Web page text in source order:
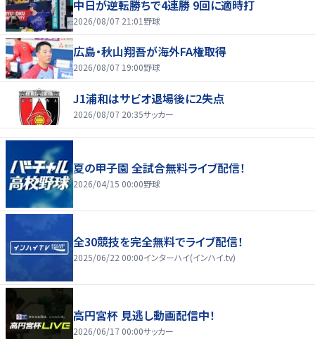
中日が逆転勝ちで4連勝 9回に適時打
2026/08/07 21:01 野球
広島・秋山翔吾が海外FA権取得
2026/08/07 19:00野球
J1浦和はサビオ退場後に2失点
2026/08/07 20:35サッカー
夏の甲子園 全試合無料ライブ配信！
2026/04/15 00:00野球
全30競技を完全無料でライブ配信！
2025/06/22 00:00インターハイ(インハイ.tv)
高円宮杯 見逃し動画配信中！
2026/06/17 00:00サッカー